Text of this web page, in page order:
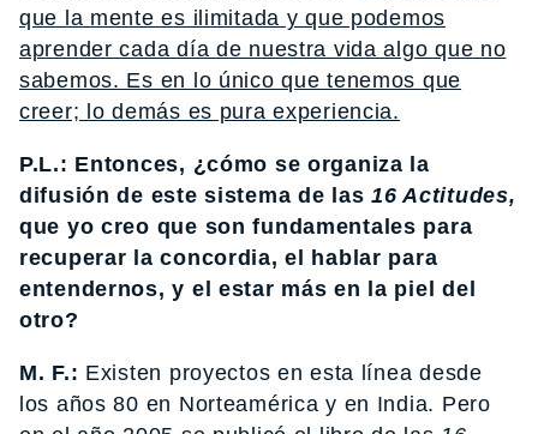
que la mente es ilimitada y que podemos
aprender cada día de nuestra vida algo que no
sabemos. Es en lo único que tenemos que
creer; lo demás es pura experiencia.
P.L.: Entonces, ¿cómo se organiza la
difusión de este sistema de las16 Actitudes,
que yo creo que son fundamentales para
recuperar la concordia, el hablar para
entendernos, y el estar más en la piel del
otro?
M. F.: Existen proyectos en esta línea desde
los años 80 en Norteamérica y en India. Pero